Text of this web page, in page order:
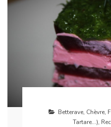
Betterave, Chèvre,
Tartare...),